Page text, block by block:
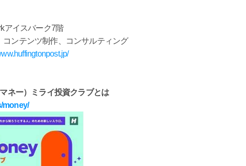
アイスバーク7階
ンテンツ制作、コンサルティング
ネー）ミライ投資クラブとは
money/